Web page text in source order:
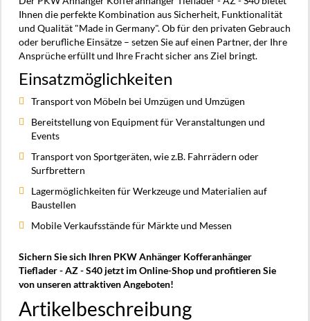
Ihnen die perfekte Kombination aus Sicherheit, Funktionalität
und Qualität "Made in Germany". Ob für den privaten Gebrauch
oder berufliche Einsätze – setzen Sie auf einen Partner, der Ihre
Ansprüche erfüllt und Ihre Fracht sicher ans Ziel bringt.
Einsatzmöglichkeiten
Transport von Möbeln bei Umzügen und Umzügen
Bereitstellung von Equipment für Veranstaltungen und
Events
Transport von Sportgeräten, wie z.B. Fahrrädern oder
Surfbrettern
Lagermöglichkeiten für Werkzeuge und Materialien auf
Baustellen
Mobile Verkaufsstände für Märkte und Messen
Sichern Sie sich Ihren PKW Anhänger Kofferanhänger
Tieflader - AZ - S40 jetzt im Online-Shop und profitieren Sie
von unseren attraktiven Angeboten!
Artikelbeschreibung